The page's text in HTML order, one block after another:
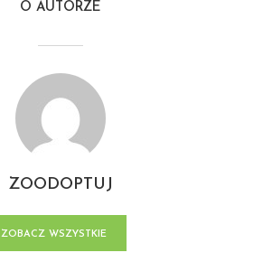
O AUTORZE
ZOODOPTUJ
ZOBACZ WSZYSTKIE